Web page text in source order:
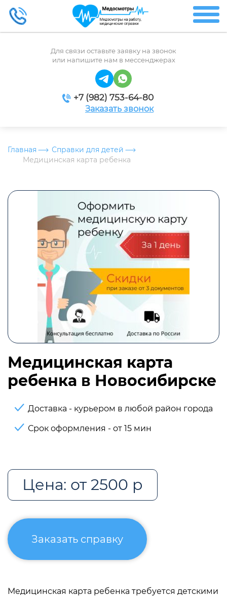
Для связи оставьте заявку на звонок
или напишите нам в мессенджерах
+7 (982) 753-64-80
Заказать звонок
Главная
Справки для детей
Медицинская карта ребенка
Медицинская карта
ребенка в Новосибирске
Доставка - курьером в любой район города
Срок оформления - от 15 мин
Цена: от 2500 р
Заказать справку
Медицинская карта ребенка требуется детскими